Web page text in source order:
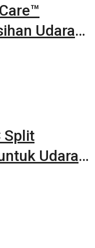
Udara
Split
Udara